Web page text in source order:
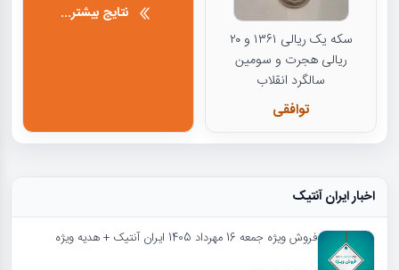
سکه یک ریالی ۱۳۶۱ و ۲۰
ریالی هجرت و سومین
سالگرد انقلاب
توافقی
نتایج بیشتر...
اخبار ایران آنتیک
فروش ویژه جمعه 16 مهرداد 1405 ایران آنتیک + هدیه ویژه